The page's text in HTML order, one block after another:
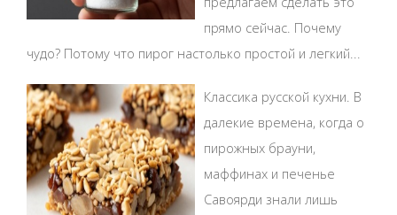
прямо сейчас. Почему
чудо? Потому что пирог настолько простой и легкий...
Классика русской кухни. В
далекие времена, когда о
пирожных брауни,
маффинах и печенье
Савоярди знали лишь